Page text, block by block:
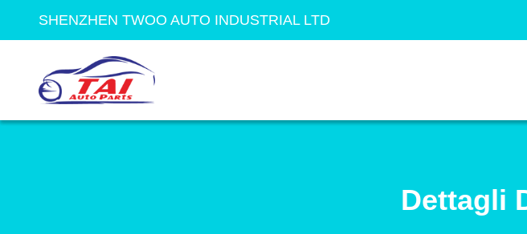
SHENZHEN TWOO AUTO INDUSTRIAL LTD
Dettagli